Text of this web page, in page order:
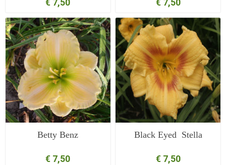
€ 7,50 € 7,50
Betty Benz
€ 7,50
Black Eyed Stella
€ 7,50